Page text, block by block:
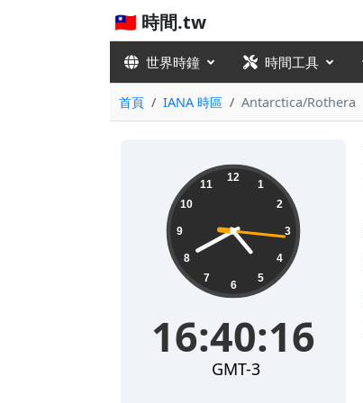
🇹🇼 時間.tw
世界時鐘 時間工具
首頁 IANA 時區 Antarctica/Rothera
16:40:16 12
1
2
3
4
5
6
7
8
9
10
11
16:40:16
GMT-3